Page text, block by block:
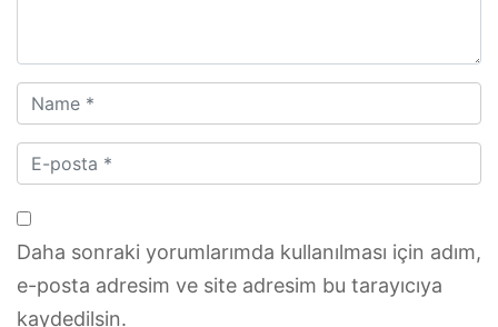
Daha sonraki yorumlarımda kullanılması için adım,
e-posta adresim ve site adresim bu tarayıcıya
kaydedilsin.